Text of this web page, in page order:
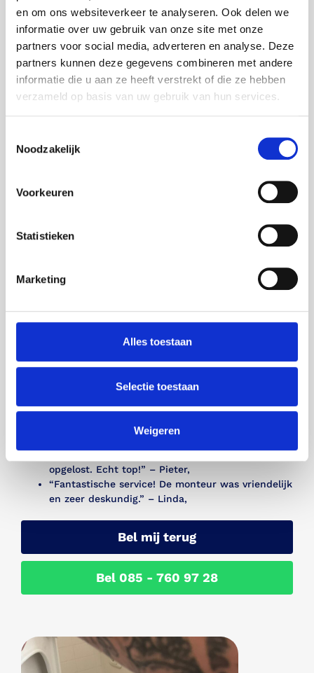
en om ons websiteverkeer te analyseren. Ook delen we
informatie over uw gebruik van onze site met onze
partners voor social media, adverteren en analyse. Deze
partners kunnen deze gegevens combineren met andere
informatie die u aan ze heeft verstrekt of die ze hebben
verzameld op basis van uw gebruik van hun services.
Noodzakelijk
Voorkeuren
Statistieken
Marketing
Alles toestaan
Selectie toestaan
Weigeren
Tevreden Klanten in
Nijkerk
Lees onze geweldige recensies van tevreden klanten in
Positieve Recensies
: Onze klanten waarderen
: Wij doen er alles aan om
ervoor te zorgen dat onze klanten tevreden zijn
: Veel van onze nieuwe klanten
komen bij ons terecht via aanbevelingen van
Wat Onze Klanten
Zeggen
Wij zijn trots op de positieve feedback die we
Hier zijn enkele recensies van tevreden klanten:
weer perfect!” – Jan,
“Snelle en professionele reparatie, zeer
“Ik kon niet geloven hoe snel mijn probleem was
opgelost. Echt top!” – Pieter,
“Fantastische service! De monteur was vriendelijk
en zeer deskundig.” – Linda,
Bel mij terug
Bel 085 - 760 97 28